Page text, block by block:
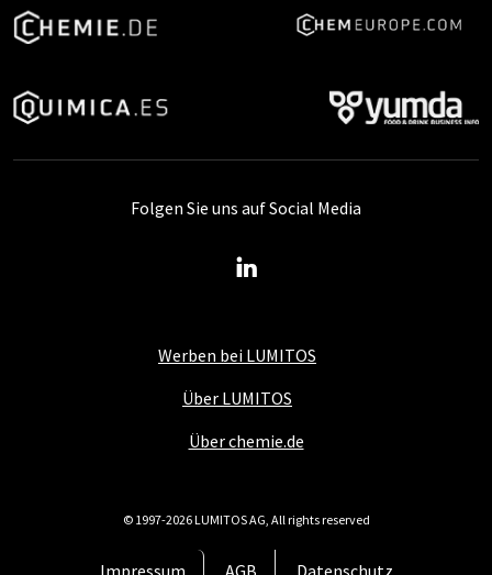
Werben bei LUMITOS
Über LUMITOS
Über chemie.de
Impressum AGB Datenschutz
Folgen Sie uns auf Social Media
© 1997-2026 LUMITOS AG, All rights reserved